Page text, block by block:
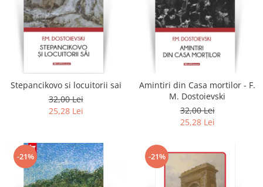
Stepancikovo si locuitorii sai
32,00 Lei
25,28 Lei
Amintiri din Casa mortilor - F.
M. Dostoievski
32,00 Lei
25,28 Lei
-21% -21%